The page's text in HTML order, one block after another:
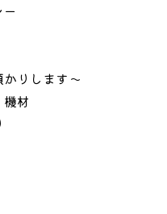
りします〜
材